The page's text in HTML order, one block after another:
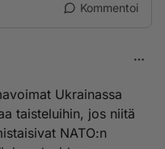
Kommentoi
Ukrainassa
taisteluihin, jos niitä
NATO:n